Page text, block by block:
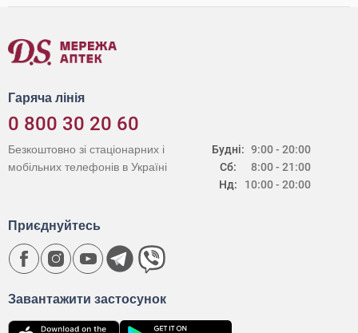
Гаряча лінія
0 800 30 20 60
Будні:
Сб:
Нд:
9:00 - 20:00
8:00 - 21:00
10:00 - 20:00
Безкоштовно зі стаціонарних і
мобільних телефонів в Україні
Завантажити застосунок
Приєднуйтесь